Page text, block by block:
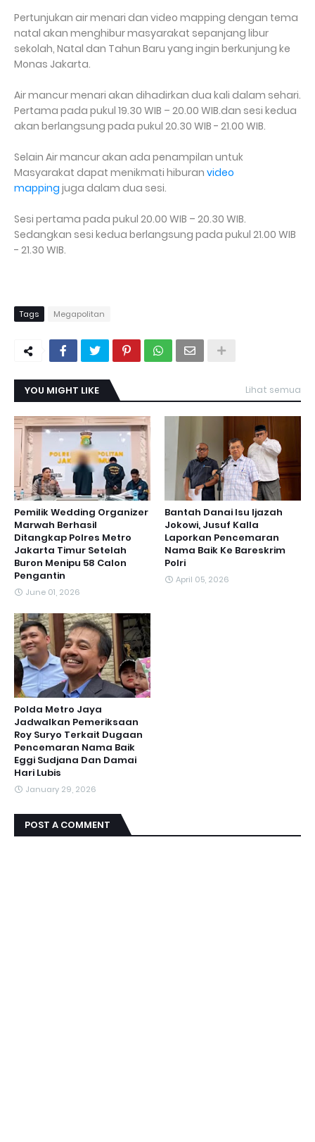
Pertunjukan air menari dan video mapping dengan tema
natal akan menghibur masyarakat sepanjang libur
sekolah, Natal dan Tahun Baru yang ingin berkunjung ke
Monas Jakarta.
Air mancur menari akan dihadirkan dua kali dalam sehari.
Pertama pada pukul 19.30 WIB – 20.00 WIB.dan sesi kedua
akan berlangsung pada pukul 20.30 WIB - 21.00 WIB.
Selain Air mancur akan ada penampilan untuk
Masyarakat dapat menikmati hiburan video
mapping juga dalam dua sesi.
Sesi pertama pada pukul 20.00 WIB – 20.30 WIB.
Sedangkan sesi kedua berlangsung pada pukul 21.00 WIB
- 21.30 WIB.
Tags Megapolitan
YOU MIGHT LIKE Lihat semua
Pemilik Wedding Organizer
Marwah Berhasil
Ditangkap Polres Metro
Jakarta Timur Setelah
Buron Menipu 58 Calon
Pengantin
June 01, 2026
Bantah Danai Isu Ijazah
Jokowi, Jusuf Kalla
Laporkan Pencemaran
Nama Baik Ke Bareskrim
Polri
April 05, 2026
Polda Metro Jaya
Jadwalkan Pemeriksaan
Roy Suryo Terkait Dugaan
Pencemaran Nama Baik
Eggi Sudjana Dan Damai
Hari Lubis
January 29, 2026
POST A COMMENT